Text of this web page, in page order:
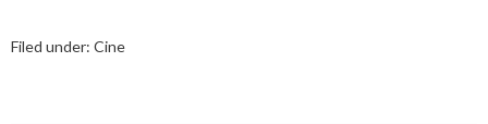
Filed under: Cine